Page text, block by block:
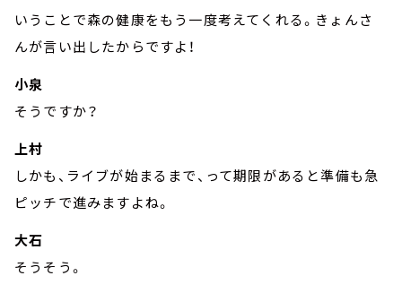
いうことで森の健康をもう一度考えてくれる。きょんさ
んが言い出したからですよ！
小泉
そうですか？
上村
しかも、ライブが始まるまで、って期限があると準備も急
ピッチで進みますよね。
大石
そうそう。